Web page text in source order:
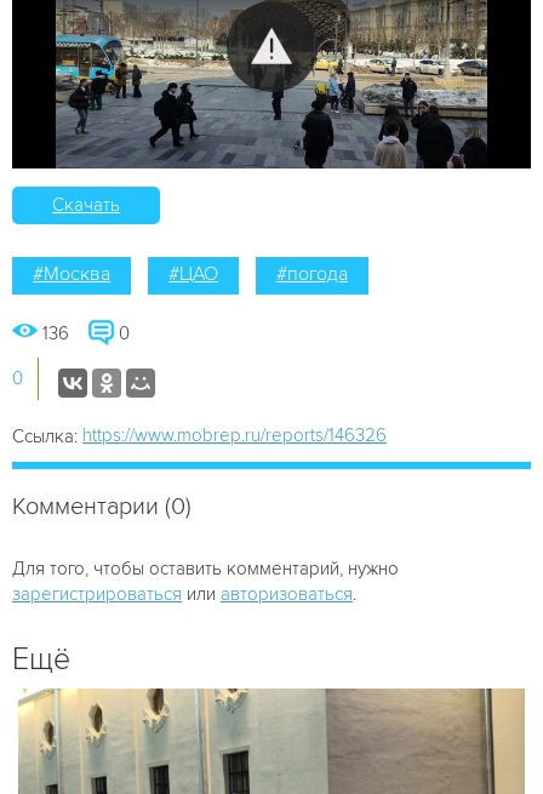
Скачать
#Москва #ЦАО #погода
136 0
0
Ссылка: https://www.mobrep.ru/reports/146326
Комментарии (0)
Для того, чтобы оставить комментарий, нужно
зарегистрироваться или авторизоваться
Ещё